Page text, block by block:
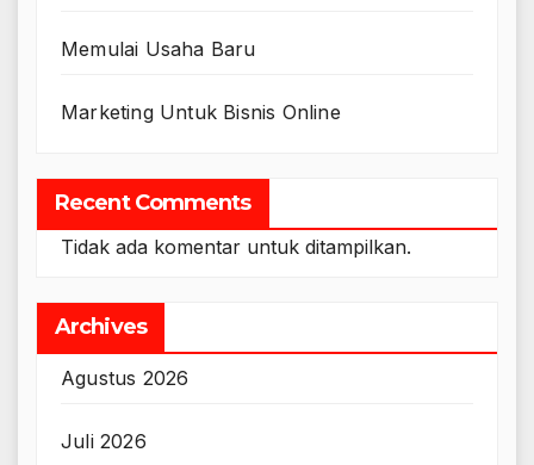
Memulai Usaha Baru
Marketing Untuk Bisnis Online
Recent Comments
Tidak ada komentar untuk ditampilkan.
Archives
Agustus 2026
Juli 2026